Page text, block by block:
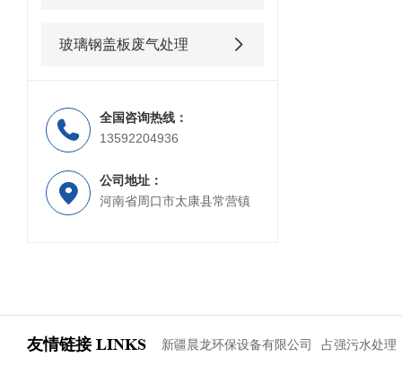
玻璃钢盖板废气处理
全国咨询热线：
13592204936
公司地址：
河南省周口市太康县常营镇
友情链接 LINKS 新疆晨龙环保设备有限公司 占强污水处理